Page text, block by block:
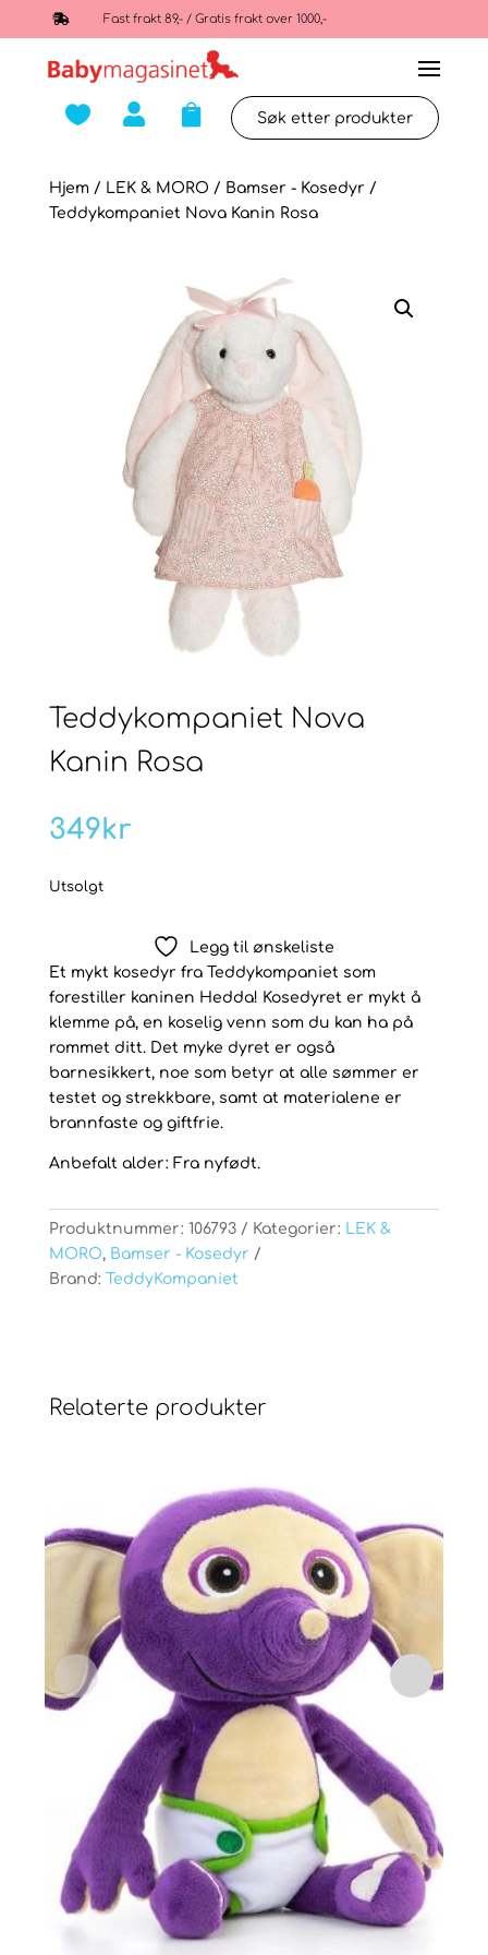
 Fast frakt 89,- / Gratis frakt over 1000,-
  
Hjem/ LEK & MORO / Bamser - Kosedyr /
Teddykompaniet Nova Kanin Rosa
Teddykompaniet Nova
Kanin Rosa
349kr
Utsolgt
Legg til ønskeliste
Et mykt kosedyr fra Teddykompaniet som
forestiller kaninen Hedda! Kosedyret er mykt å
klemme på, en koselig venn som du kan ha på
rommet ditt. Det myke dyret er også
barnesikkert, noe som betyr at alle sømmer er
testet og strekkbare, samt at materialene er
brannfaste og giftfrie.
Anbefalt alder: Fra nyfødt.
Produktnummer: 106793 Kategorier: LEK &
MORO, Bamser - Kosedyr
Brand: TeddyKompaniet
Relaterte produkter